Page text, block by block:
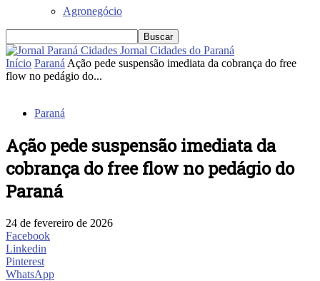
Agronegócio
Jornal Cidades do Paraná
Início Paraná Ação pede suspensão imediata da cobrança do free
flow no pedágio do...
Paraná
Ação pede suspensão imediata da
cobrança do free flow no pedágio do
Paraná
24 de fevereiro de 2026
Facebook
Linkedin
Pinterest
WhatsApp